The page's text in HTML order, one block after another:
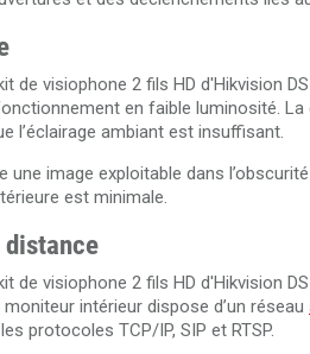
de visiophone 2 fils HD d'Hikvision
en faible luminosité.
l’éclairage ambiant est insuffisant.
une image exploitable dans
est minimale.
de visiophone 2 fils HD d'Hikvision
intérieur dispose d’un réseau
protocoles TCP/IP, SIP et RTSP.